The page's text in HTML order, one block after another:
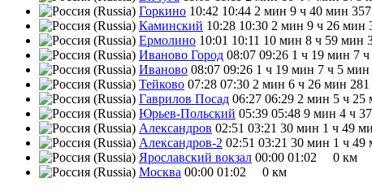
Горкино 10:42 10:44 2 мин 9 ч 40 мин
Каминский 10:28 10:30 2 мин 9 ч 26 мин
Ермолино 10:01 10:11 10 мин 8 ч 59 мин
Иваново Город 08:07 09:26 1 ч 19 мин 7
Иваново 08:07 09:26 1 ч 19 мин 7 ч 5 мин
Тейково 07:28 07:30 2 мин 6 ч 26 мин
Гаврилов Посад 06:27 06:29 2 мин 5 ч 25
Юрьев-Польский 05:39 05:48 9 мин 4 ч
Александров 02:51 03:21 30 мин 1 ч 49
Александров-2 02:51 03:21 30 мин 1 ч 49
Ярославский вокзал 00:00 01:02
0 км
Москва 00:00 01:02
0 км